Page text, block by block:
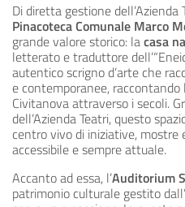
Di diretta gestione
Pinacoteca Comunale Marco
grande valore storico: lacasa
letterato e traduttore
autentico scrigno d’arte che
e contemporanee,
Civitanova attraverso i secoli.
dell’Azienda Teatri, questo
centro vivo di iniziative, mostre
accessibile e sempre attuale.
Accanto ad essa, l’Auditorium
patrimonio culturale gestito